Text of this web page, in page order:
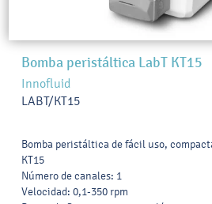
Bomba peristáltica LabT KT15
Innofluid
LABT/KT15
Bomba peristáltica de fácil uso,
KT15
Número de canales: 1
Velocidad: 0,1-350 rpm